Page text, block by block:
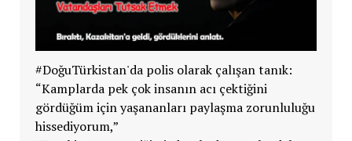
#DoğuTürkistan'da polis olarak çalışan tanık:
“Kamplarda pek çok insanın acı çektiğini
gördüğüm için yaşananları paylaşma zorunluluğu
hissediyorum,”